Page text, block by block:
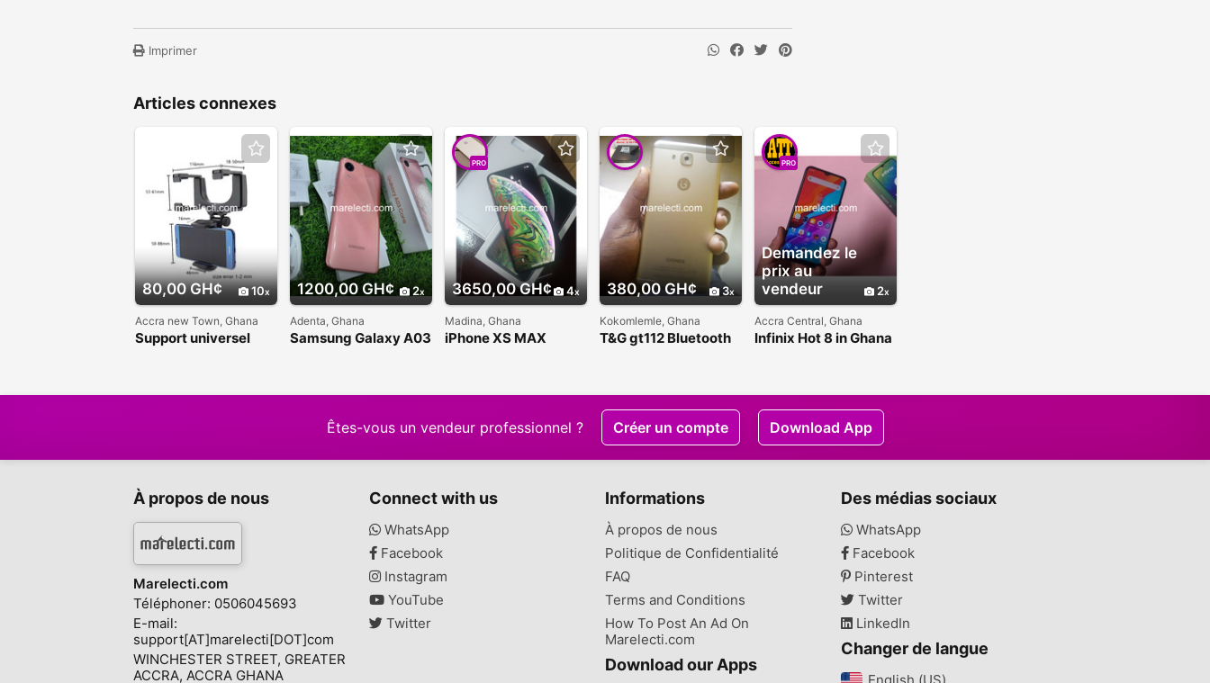
Imprimer
Articles connexes
80,00 GH¢ 10
Accra new Town, Ghana
Support universel
1200,00 GH¢ 2
Adenta, Ghana
Samsung Galaxy A03
core 32GB Dual SIM
3650,00 GH¢ 4
PRO
Madina, Ghana
iPhone XS MAX
380,00 GH¢ 3
Kokomlemle, Ghana
T&G gt112 Bluetooth
speaker
Demandez le
prix au
vendeur
2
PRO
Accra Central, Ghana
Infinix Hot 8 in Ghana
Êtes-vous un vendeur professionnel ? Créer un compte Download App
À propos de nous
Marelecti.com
Téléphoner: 0506045693
E-mail:
support[AT]marelecti[DOT]com
WINCHESTER STREET, GREATER
ACCRA, ACCRA GHANA
Connect with us
WhatsApp
Facebook
Instagram
YouTube
Twitter
Informations
À propos de nous
Politique de Confidentialité
FAQ
Terms and Conditions
How To Post An Ad On
Marelecti.com
Download our Apps
Des médias sociaux
WhatsApp
Facebook
Pinterest
Twitter
LinkedIn
Changer de langue
English (US)‎